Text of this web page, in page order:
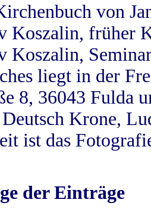
von
Koszalin, früher
Koszalin,
liegt in der
8, 36043 Fulda
Krone,
ist das
der Einträge